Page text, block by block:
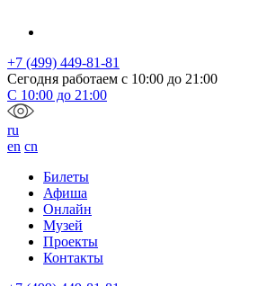
+7 (499) 449-81-81
Сегодня работаем с 10:00 до 21:00
С 10:00 до 21:00
ru
en cn
Билеты
Афиша
Онлайн
Музей
Проекты
Контакты